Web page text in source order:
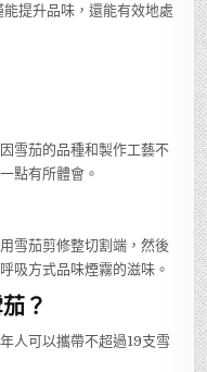
能提升品味，還能有效地處
雪茄的品種和製作工藝不
點有所體會。
雪茄剪修整切割端，然後
吸方式品味煙霧的滋味。
？
人可以攜帶不超過19支雪